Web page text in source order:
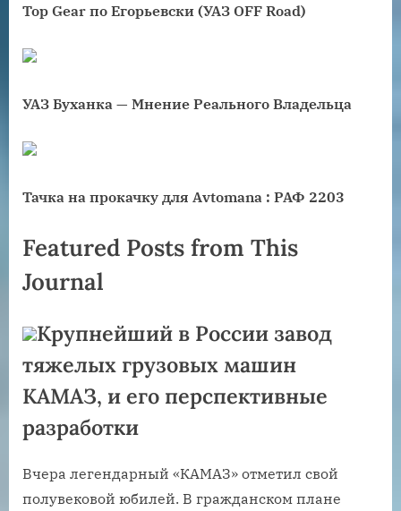
Top Gear по Егорьевски (УАЗ OFF Road)
УАЗ Буханка — Мнение Реального Владельца
Тачка на прокачку для Avtomana : РАФ 2203
Featured Posts from This
Journal
Крупнейший в России завод
тяжелых грузовых машин
КАМАЗ, и его перспективные
разработки
Вчера легендарный «КАМАЗ» отметил свой
полувековой юбилей. В гражданском плане